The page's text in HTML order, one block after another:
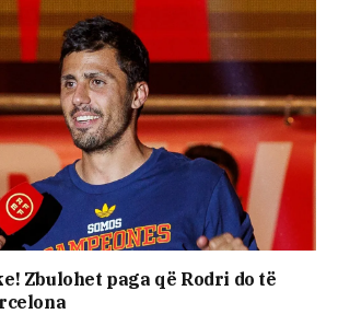
Zbulohet paga që Rodri do të